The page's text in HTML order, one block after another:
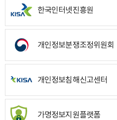
한국인터넷진흥원
개인정보분쟁조정위원회
개인정보침해신고센터
가명정보지원플랫폼